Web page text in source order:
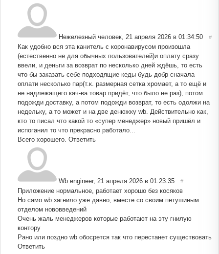
Нежелезный человек 21 апреля 2026 в 01:34:50 #
Как удобно вся эта канитель с коронавирусом произошла
(естественно не для обычных пользователей)и оплату сразу
ввели, и деньги за возврат по несколько дней ждёшь, то есть
что бы заказать себе подходящие кеды будь добр сначала
оплати несколько пар(т.к. размерная сетка хромает, а то ещё и
не надлежащего кач-ва товар придёт, что было не раз), потом
подожди доставку, а потом подожди возврат, то есть одолжи на
недельку, а то может и на две денюжку wb. Действительно как,
кто то писал что какой то «супер менеджер» новый пришёл и
испоганил то что прекрасно работало...
Всего хорошего. Ответить
Wb engineer, 21 апреля 2026 в 01:23:35 #
Приложение нормальное, работает хорошо без косяков
Но само wb загнило уже давно, вместе со своим петушиным
отделом нововведений
Очень жаль менеджеров которые работают на эту гнилую
контору
Рано или поздно wb обосрется так что перестанет существовать
Ответить